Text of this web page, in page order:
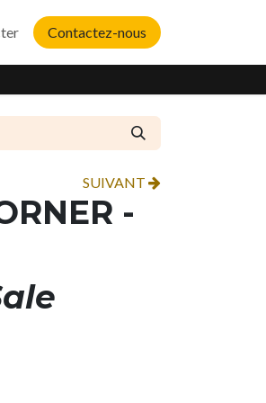
Contactez-nous
SUIVANT
-